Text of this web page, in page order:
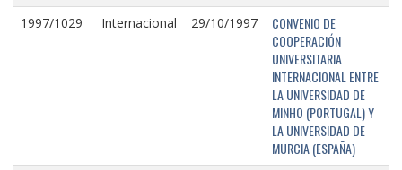
1997/1029 Internacional 29/10/1997
CONVENIO DE
COOPERACIÓN
UNIVERSITARIA
INTERNACIONAL ENTRE
LA UNIVERSIDAD DE
MINHO (PORTUGAL) Y
LA UNIVERSIDAD DE
MURCIA (ESPAÑA)